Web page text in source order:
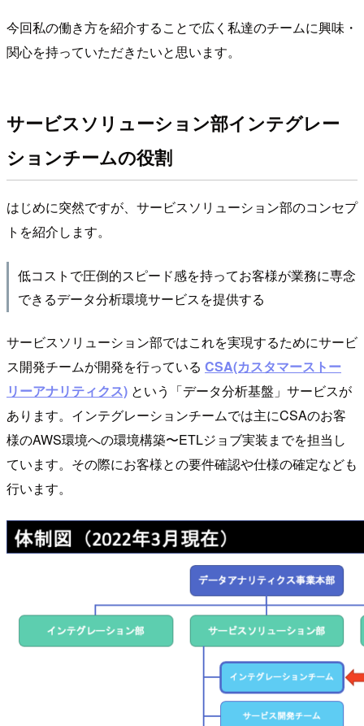
今回私の働き方を紹介することで広く私達のチームに興味・
関心を持っていただきたいと思います。
サービスソリューション部インテグレー
ションチームの役割
はじめに突然ですが、サービスソリューション部のコンセプ
トを紹介します。
低コストで圧倒的スピード感を持ってお客様が業務に専念
できるデータ分析環境サービスを提供する
サービスソリューション部ではこれを実現するためにサービ
ス開発チームが開発を行っている CSA(カスタマーストー
リーアナリティクス) という「データ分析基盤」サービスが
あります。インテグレーションチームでは主にCSAのお客
様のAWS環境への環境構築〜ETLジョブ実装までを担当し
ています。その際にお客様との要件確認や仕様の確定なども
行います。